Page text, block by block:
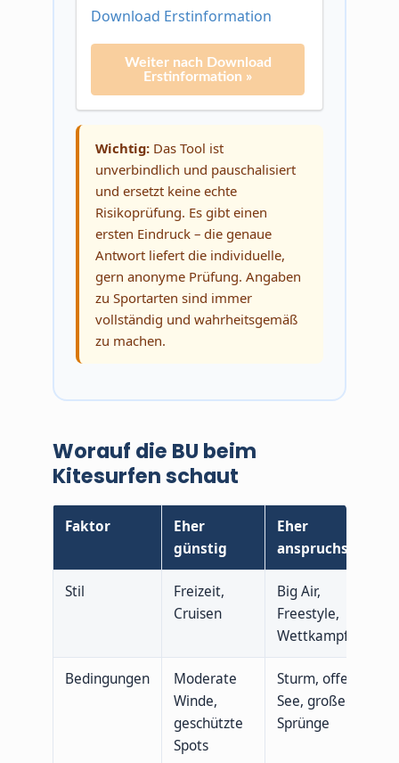
Download Erstinformation
Weiter nach Download
Erstinformation »
Wichtig: Das Tool ist
unverbindlich und pauschalisiert
und ersetzt keine echte
Risikoprüfung. Es gibt einen
ersten Eindruck – die genaue
Antwort liefert die individuelle,
gern anonyme Prüfung. Angaben
zu Sportarten sind immer
vollständig und wahrheitsgemäß
zu machen.
Worauf die BU beim
Kitesurfen schaut
Faktor
Eher
günstig
Eher
anspruchsvoll
Stil
Freizeit,
Cruisen
Big Air,
Freestyle,
Wettkampf
Bedingungen
Moderate
Winde,
geschützte
Spots
Sturm, offene
See, große
Sprünge